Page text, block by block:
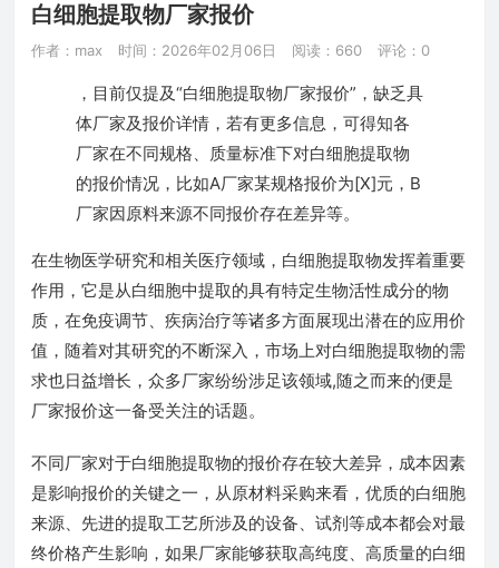
白细胞提取物厂家报价
作者：max 时间：2026年02月06日 阅读：660 评论：0
，目前仅提及“白细胞提取物厂家报价”，缺乏具
体厂家及报价详情，若有更多信息，可得知各
厂家在不同规格、质量标准下对白细胞提取物
的报价情况，比如A厂家某规格报价为[X]元，B
厂家因原料来源不同报价存在差异等。
在生物医学研究和相关医疗领域，白细胞提取物发挥着重要
作用，它是从白细胞中提取的具有特定生物活性成分的物
质，在免疫调节、疾病治疗等诸多方面展现出潜在的应用价
值，随着对其研究的不断深入，市场上对白细胞提取物的需
求也日益增长，众多厂家纷纷涉足该领域,随之而来的便是
厂家报价这一备受关注的话题。
不同厂家对于白细胞提取物的报价存在较大差异，成本因素
是影响报价的关键之一，从原材料采购来看，优质的白细胞
来源、先进的提取工艺所涉及的设备、试剂等成本都会对最
终价格产生影响，如果厂家能够获取高纯度、高质量的白细